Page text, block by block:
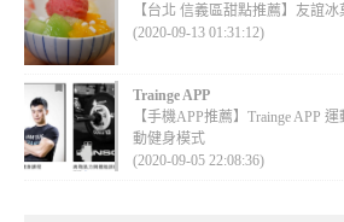
【台北 信義區甜點推薦】友誼
(2020-09-13 01:31:12)
Trainge APP
【手機APP推薦】Trainge APP
動健身模式
(2020-09-05 22:08:36)